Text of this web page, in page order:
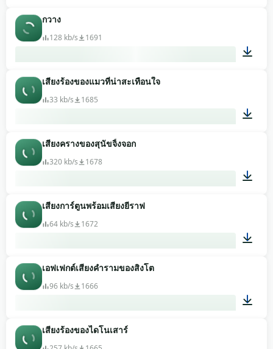
กวาง
128 kb/s 1691
เสียงร้องของแมวที่น่าสะเทือนใจ
33 kb/s 1685
เสียงครางของสุนัขจิ้งจอก
320 kb/s 1678
เสียงการ์ตูนพร้อมเสียงยีราฟ
64 kb/s 1672
เอฟเฟกต์เสียงคำรามของสิงโต
96 kb/s 1666
เสียงร้องของไดโนเสาร์